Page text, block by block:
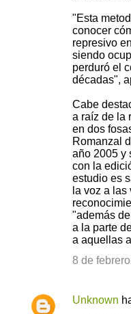
"Esta
conocer
represivo
siendo
perduró el
décadas",
Cabe
a raíz de la
en dos
Romanzal
año 2005 y
con la
estudio es
la voz a
"además
a la parte
a aquellas
8 de
Unknown